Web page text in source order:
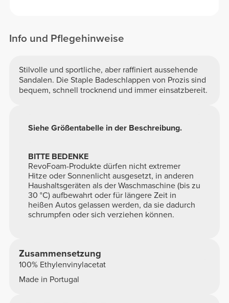
Info und Pflegehinweise
Stilvolle und sportliche, aber raffiniert aussehende
Sandalen. Die Staple Badeschlappen von Prozis sind
bequem, schnell trocknend und immer einsatzbereit.
BITTE BEDENKE
RevoFoam-Produkte dürfen nicht extremer
Hitze oder Sonnenlicht ausgesetzt, in anderen
Haushaltsgeräten als der Waschmaschine (bis zu
30 °C) aufbewahrt oder für längere Zeit in
heißen Autos gelassen werden, da sie dadurch
schrumpfen oder sich verziehen können.
Siehe Größentabelle in der Beschreibung.
Zusammensetzung
100% Ethylenvinylacetat
Made in Portugal